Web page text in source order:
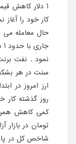
کار خود را
حال معامله می
سنت در هر
ارز امروز در
روز گذشته کار
تومان در